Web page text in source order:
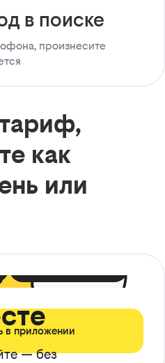
в поиске
произнесите
как
или
— без
в приложении